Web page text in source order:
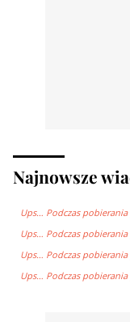
Najnowsze
Ups… Podczas
Ups… Podczas
Ups… Podczas
Ups… Podczas